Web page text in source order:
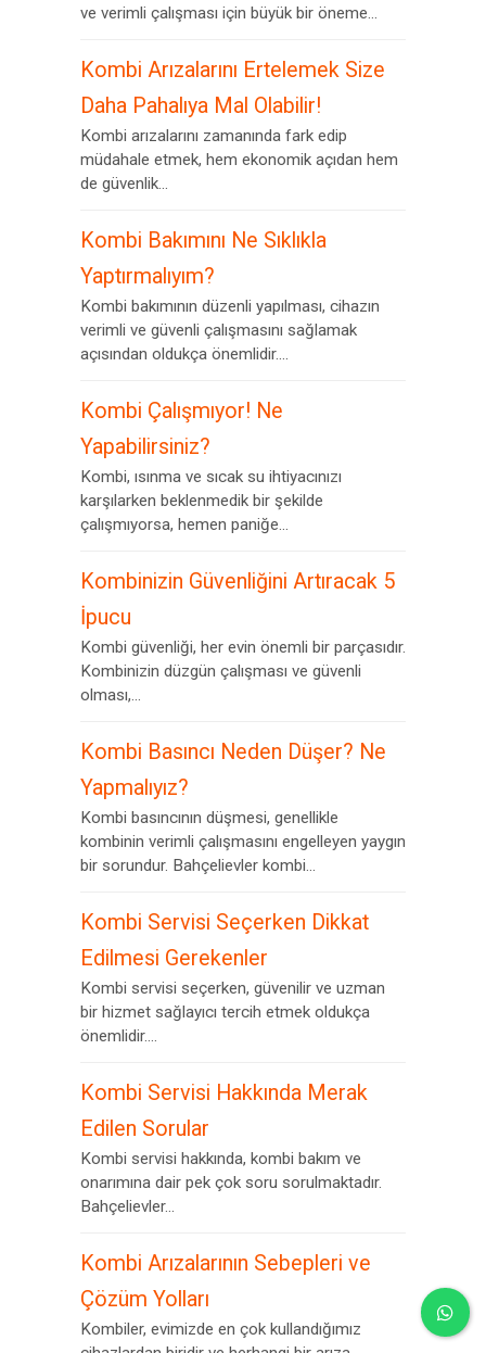
ve verimli çalışması için büyük bir öneme...
Kombi Arızalarını Ertelemek Size
Daha Pahalıya Mal Olabilir!
Kombi arızalarını zamanında fark edip
müdahale etmek, hem ekonomik açıdan hem
de güvenlik...
Kombi Bakımını Ne Sıklıkla
Yaptırmalıyım?
Kombi bakımının düzenli yapılması, cihazın
verimli ve güvenli çalışmasını sağlamak
açısından oldukça önemlidir....
Kombi Çalışmıyor! Ne
Yapabilirsiniz?
Kombi, ısınma ve sıcak su ihtiyacınızı
karşılarken beklenmedik bir şekilde
çalışmıyorsa, hemen paniğe...
Kombinizin Güvenliğini Artıracak 5
İpucu
Kombi güvenliği, her evin önemli bir parçasıdır.
Kombinizin düzgün çalışması ve güvenli
olması,...
Kombi Basıncı Neden Düşer? Ne
Yapmalıyız?
Kombi basıncının düşmesi, genellikle
kombinin verimli çalışmasını engelleyen yaygın
bir sorundur. Bahçelievler kombi...
Kombi Servisi Seçerken Dikkat
Edilmesi Gerekenler
Kombi servisi seçerken, güvenilir ve uzman
bir hizmet sağlayıcı tercih etmek oldukça
önemlidir....
Kombi Servisi Hakkında Merak
Edilen Sorular
Kombi servisi hakkında, kombi bakım ve
onarımına dair pek çok soru sorulmaktadır.
Bahçelievler...
Kombi Arızalarının Sebepleri ve
Çözüm Yolları
Kombiler, evimizde en çok kullandığımız